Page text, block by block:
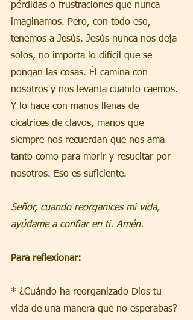
pérdidas o frustraciones que nunca
imaginamos. Pero, con todo eso,
tenemos a Jesús. Jesús nunca nos deja
solos, no importa lo difícil que se
pongan las cosas. Él camina con
nosotros y nos levanta cuando caemos.
Y lo hace con manos llenas de
cicatrices de clavos, manos que
siempre nos recuerdan que nos ama
tanto como para morir y resucitar por
nosotros. Eso es suficiente.
Señor, cuando reorganices mi vida,
ayúdame a confiar en ti. Amén.
Para reflexionar:
* ¿Cuándo ha reorganizado Dios tu
vida de una manera que no esperabas?